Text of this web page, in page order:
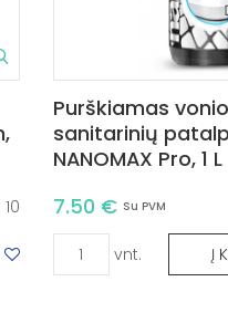
10
Purškiamas
sanitarinių
NANOMAX Pro, 1 L
7.50 € Su PVM
vnt. Į